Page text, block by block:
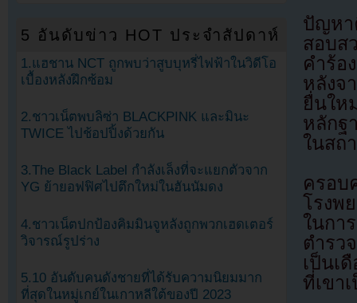
ปัญหา
สอบส
คำร้อ
หลังจ
ยื่นให
หลักฐ
ในสถ
ครอบ
โรงพ
ในกา
ตำรว
เป็นเ
ที่เขา
5 อันดับข่าว HOT ประจำสัปดาห์
1.แฮชาน NCT ถูกพบว่าสูบบุหรี่ไฟฟ้าในวิดีโอ
เบื้องหลังฝึกซ้อม
2.ชาวเน็ตพบลิซ่า BLACKPINK และมินะ
TWICE ไปช้อปปิ้งด้วยกัน
3.The Black Label กำลังเล็งที่จะแยกตัวจาก
YG ย้ายอฟฟิศไปตึกใหม่ในฮันนัมดง
4.ชาวเน็ตปกป้องคิมมินจูหลังถูกพวกเฮดเตอร์
วิจารณ์รูปร่าง
5.10 อันดับคนดังชายที่ได้รับความนิยมมาก
ที่สุดในหมู่เกย์ในเกาหลีใต้ของปี 2023